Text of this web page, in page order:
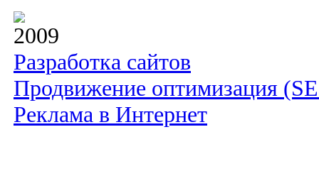
2009
Разработка сайтов
Продвижение оптимизация
Реклама в Интернет